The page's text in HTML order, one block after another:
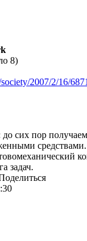
8)
2007/2/16/
сих пор
задач.